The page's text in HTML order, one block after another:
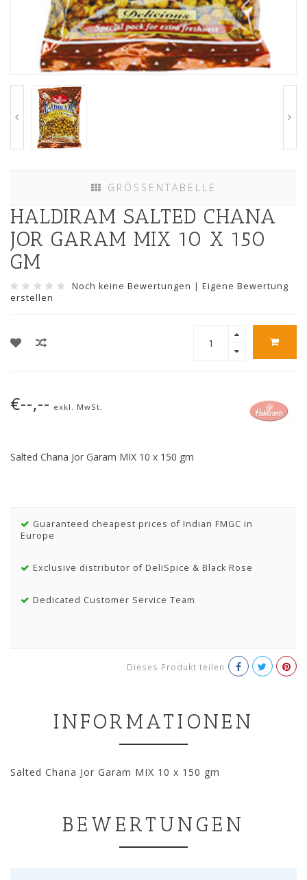
GRÖSSENTABELLE
HALDIRAM SALTED CHANA
JOR GARAM MIX 10 X 150
GM
Noch keine Bewertungen | Eigene Bewertung
erstellen
€--,-- exkl. MwSt.
Salted Chana Jor Garam MIX 10 x 150 gm
Guaranteed cheapest prices of Indian FMGC in
Europe
Exclusive distributor of DeliSpice & Black Rose
Dedicated Customer Service Team
Dieses Produkt teilen
INFORMATIONEN
Salted Chana Jor Garam MIX 10 x 150 gm
BEWERTUNGEN